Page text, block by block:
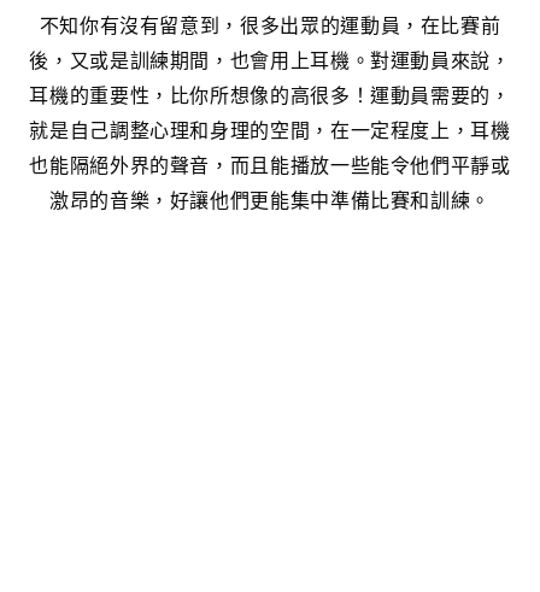
不知你有沒有留意到，很多出眾的運動員，在比賽前
後，又或是訓練期間，也會用上耳機。對運動員來說，
耳機的重要性，比你所想像的高很多！運動員需要的，
就是自己調整心理和身理的空間，在一定程度上，耳機
也能隔絕外界的聲音，而且能播放一些能令他們平靜或
激昂的音樂，好讓他們更能集中準備比賽和訓練。